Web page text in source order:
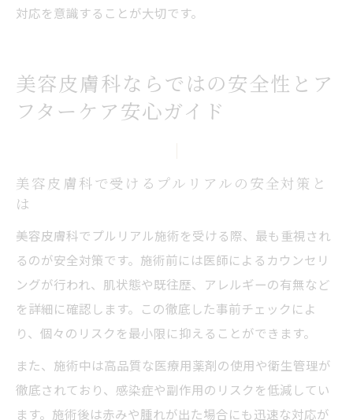
対応を意識することが大切です。
美容皮膚科ならではの安全性とア
フターケア安心ガイド
美容皮膚科で受けるプルリアルの安全対策と
は
美容皮膚科でプルリアル施術を受ける際、最も重視され
るのが安全対策です。施術前には医師によるカウンセリ
ングが行われ、肌状態や既往歴、アレルギーの有無など
を詳細に確認します。この徹底した事前チェックによ
り、個々のリスクを最小限に抑えることができます。
また、施術中は高品質な医療用薬剤の使用や衛生管理が
徹底されており、感染症や副作用のリスクを低減してい
ます。施術後は赤みや腫れが出た場合にも迅速な対応が